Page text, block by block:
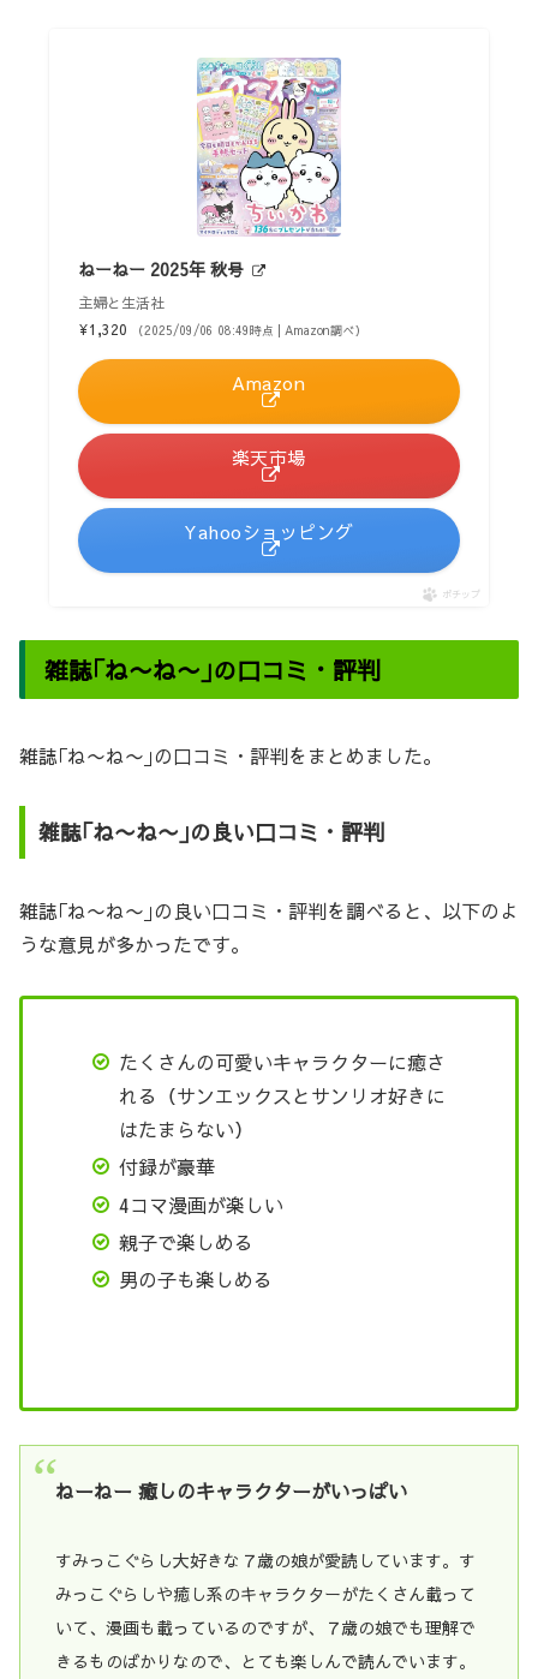
ねーねー 2025年 秋号
主婦と生活社
¥1,320
（2025/09/06 08:49時点 | Amazon調べ）
Amazon
楽天市場
Yahooショッピング
ポチップ
雑誌｢ね〜ね〜｣の口コミ・評判
雑誌｢ね〜ね〜｣の口コミ・評判をまとめました。
雑誌｢ね〜ね〜｣の良い口コミ・評判
雑誌｢ね〜ね〜｣の良い口コミ・評判を調べると、以下のよ
うな意見が多かったです。
たくさんの可愛いキャラクターに癒さ
れる（サンエックスとサンリオ好きに
はたまらない）
付録が豪華
4コマ漫画が楽しい
親子で楽しめる
男の子も楽しめる
ねーねー 癒しのキャラクターがいっぱい
すみっこぐらし大好きな７歳の娘が愛読しています。す
みっこぐらしや癒し系のキャラクターがたくさん載って
いて、漫画も載っているのですが、７歳の娘でも理解で
きるものばかりなので、とても楽しんで読んでいます。